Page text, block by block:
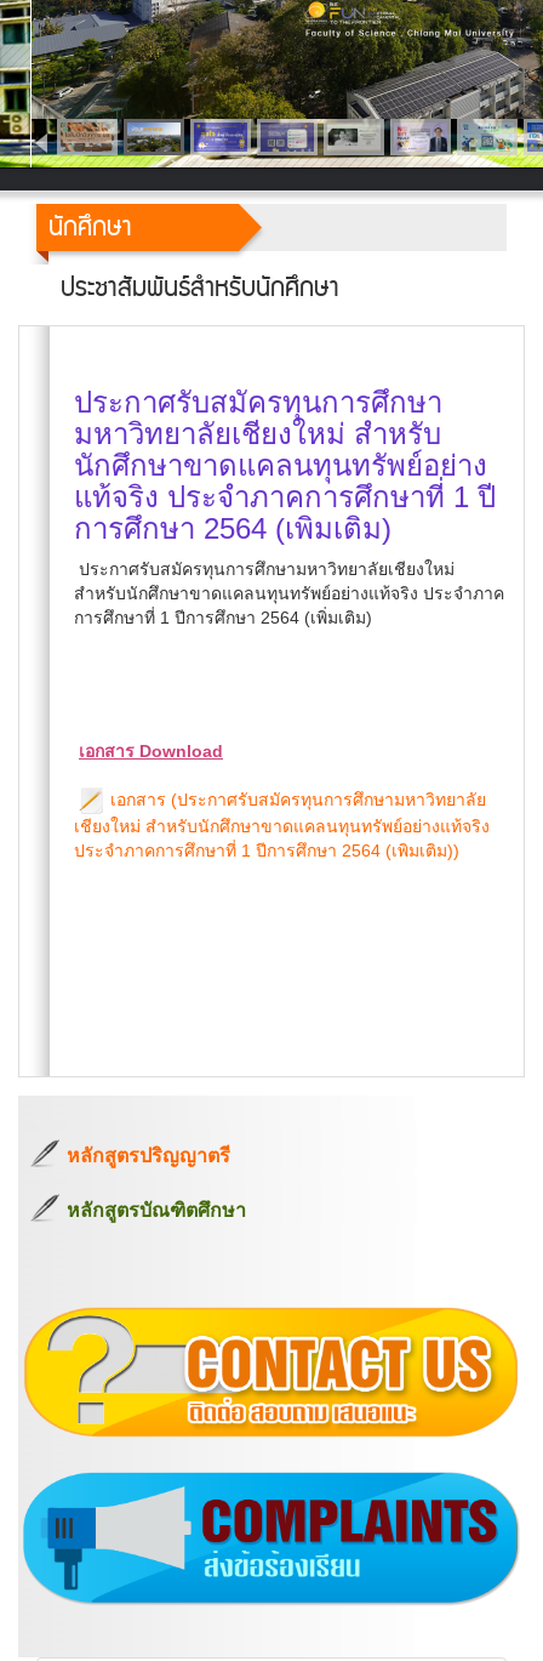
นักศึกษา
ประชาสัมพันธ์สำหรับนักศึกษา
ประกาศรับสมัครทุนการศึกษา
มหาวิทยาลัยเชียงใหม่ สำหรับ
นักศึกษาขาดแคลนทุนทรัพย์อย่าง
แท้จริง ประจำภาคการศึกษาที่ 1 ปี
การศึกษา 2564 (เพิมเติม)
ประกาศรับสมัครทุนการศึกษามหาวิทยาลัยเชียงใหม่
สำหรับนักศึกษาขาดแคลนทุนทรัพย์อย่างแท้จริง ประจำภาค
การศึกษาที่ 1 ปีการศึกษา 2564 (เพิ่มเติม)
เอกสาร Download
เอกสาร (ประกาศรับสมัครทุนการศึกษามหาวิทยาลัย
เชียงใหม่ สำหรับนักศึกษาขาดแคลนทุนทรัพย์อย่างแท้จริง
ประจำภาคการศึกษาที่ 1 ปีการศึกษา 2564 (เพิมเติม))
หลักสูตรปริญญาตรี
หลักสูตรบัณฑิตศึกษา